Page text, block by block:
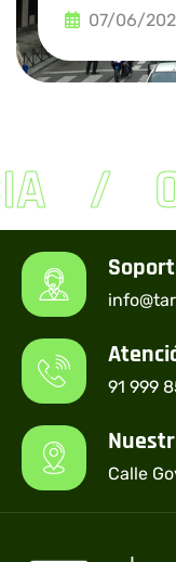
07/06/
Leer más
91 999
Calle